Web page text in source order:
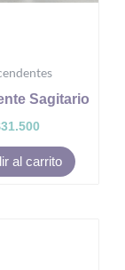
Sagitario
31.500
al carrito